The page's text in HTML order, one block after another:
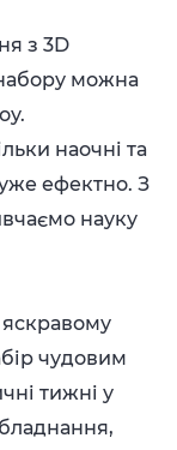
з 3D
можна
наочні та
ефектно. З
науку
чудовим
тижні у